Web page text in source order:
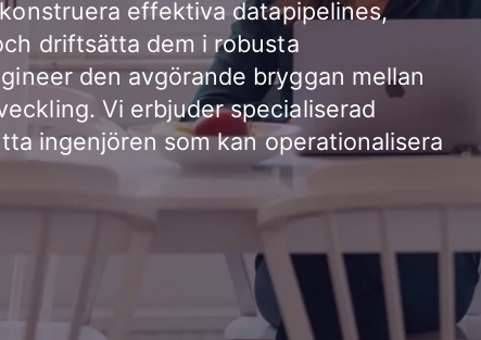
effektiva datapipelines,
driftsätta dem i robusta
den avgörande bryggan mellan
Vi erbjuder specialiserad
ingenjören som kan operationalisera